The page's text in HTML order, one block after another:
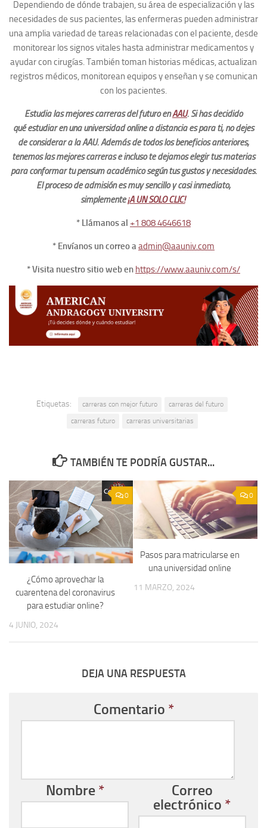
Dependiendo de dónde trabajen, su área de especialización y las
necesidades de sus pacientes, las enfermeras pueden administrar
una amplia variedad de tareas relacionadas con el paciente, desde
monitorear los signos vitales hasta administrar medicamentos y
ayudar con cirugías. También toman historias médicas, actualizan
registros médicos, monitorean equipos y enseñan y se comunican
con los pacientes.
Estudia las mejores carreras del futuro enAAU. Si has decidido
qué estudiar en una universidad online a distancia es para ti, no dejes
de considerar a la AAU. Además de todos los beneficios anteriores,
tenemos las mejores carreras e incluso te dejamos elegir tus materias
para conformar tu pensum académico según tus gustos y necesidades.
El proceso de admisión es muy sencillo y casi inmediato,
simplemente¡A UN SOLO CLIC!
* Llámanos al +1 808 4646618
* Envíanos un correo aadmin@aauniv.com
* Visita nuestro sitio web en https://www.aauniv.com/s/
Etiquetas: carreras con mejor futuro
carreras del futuro
carreras futuro
carreras universitarias
TAMBIÉN TE PODRÍA GUSTAR...
0
¿Cómo aprovechar la
cuarentena del coronavirus
para estudiar online?
4 JUNIO, 2024
0
Pasos para matricularse en
una universidad online
11 MARZO, 2024
DEJA UNA RESPUESTA
Comentario *
Nombre *
Correo
electrónico *